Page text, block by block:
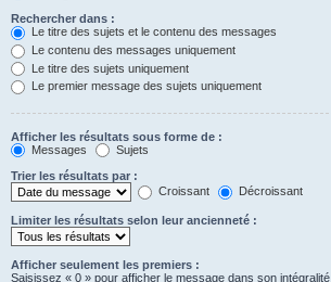
Rechercher dans :
Le titre des sujets et le contenu des messages
Le contenu des messages uniquement
Le titre des sujets uniquement
Le premier message des sujets uniquement
Afficher les résultats sous forme de :
Messages
Sujets
Trier les résultats par :
Croissant
Décroissant
Limiter les résultats selon leur ancienneté :
Afficher seulement les premiers :
Saisissez « 0 » pour afficher le message dans son intégralité.